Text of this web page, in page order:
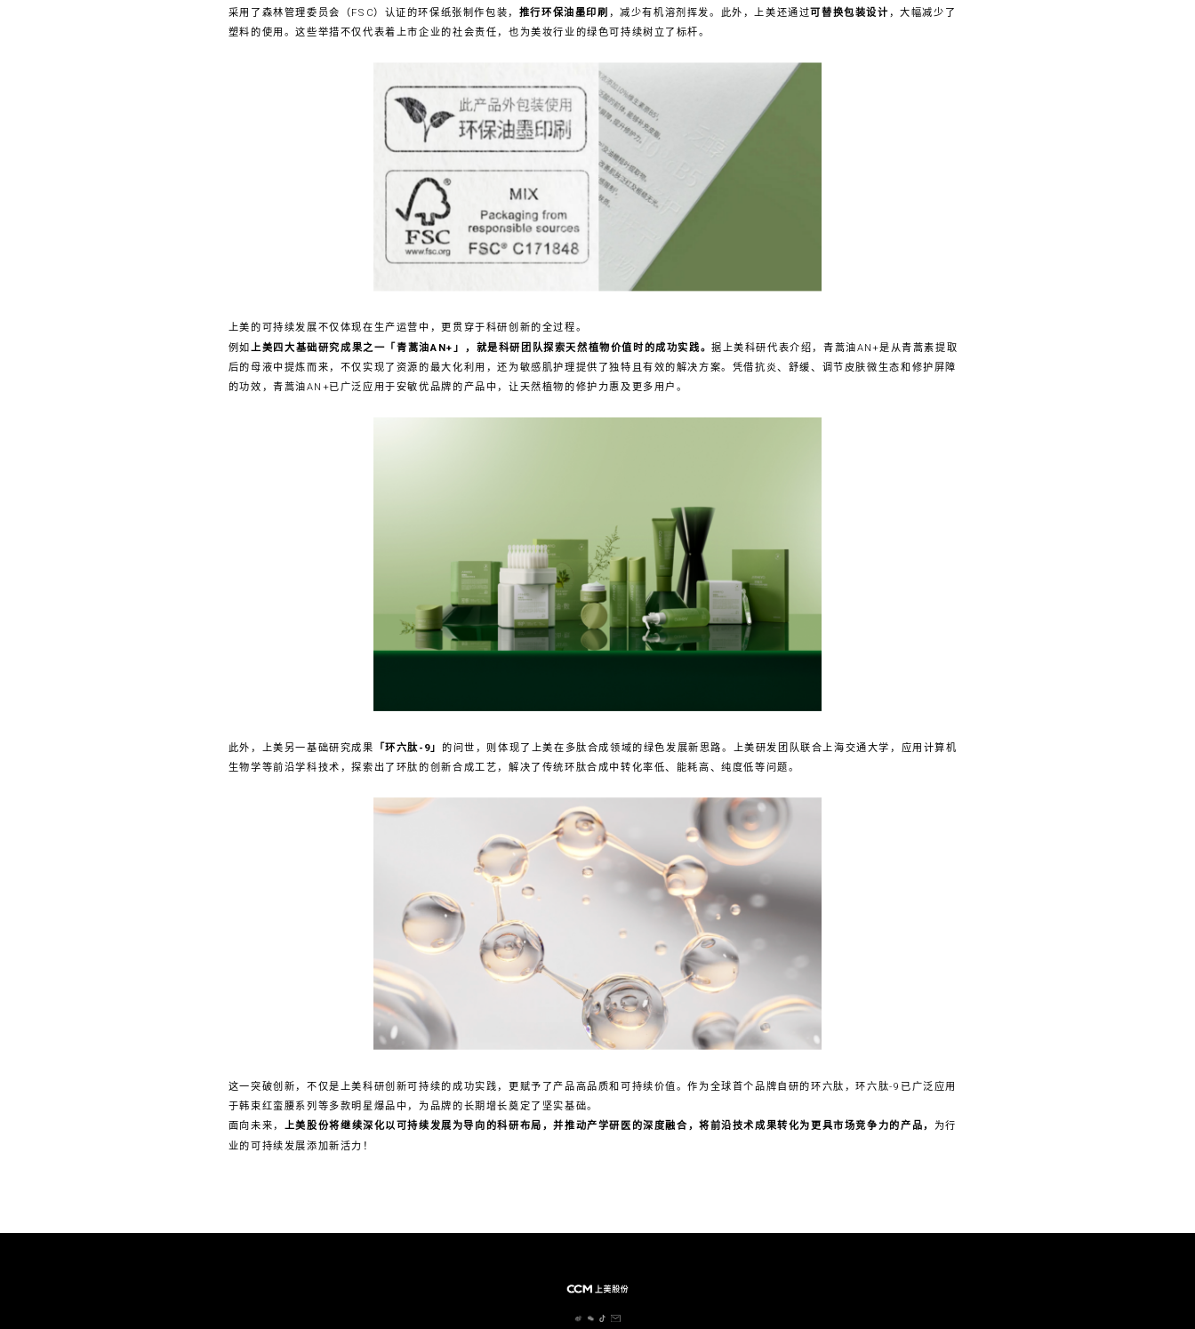
采用了森林管理委员会（FSC）认证的环保纸张制作包装， 推行环保油墨印刷 ，减少有机溶剂挥发。此外，上美还通过可替换包装设计 ，大幅减少了
塑料的使用。这些举措不仅代表着上市企业的社会责任，也为美妆行业的绿色可持续树立了标杆。
上美的可持续发展不仅体现在生产运营中，更贯穿于科研创新的全过程。
例如上美四大基础研究成果之一「青蒿油AN+」，就是科研团队探索天然植物价值时的成功实践。据上美科研代表介绍，青蒿油AN+是从青蒿素提取
后的母液中提炼而来，不仅实现了资源的最大化利用，还为敏感肌护理提供了独特且有效的解决方案。凭借抗炎、舒缓、调节皮肤微生态和修护屏障
的功效，青蒿油AN+已广泛应用于安敏优品牌的产品中，让天然植物的修护力惠及更多用户。
此外，上美另一基础研究成果 「环六肽-9」 的问世，则体现了上美在多肽合成领域的绿色发展新思路。上美研发团队联合上海交通大学，应用计算机
生物学等前沿学科技术，探索出了环肽的创新合成工艺，解决了传统环肽合成中转化率低、能耗高、纯度低等问题。
这一突破创新，不仅是上美科研创新可持续的成功实践，更赋予了产品高品质和可持续价值。作为全球首个品牌自研的环六肽，环六肽-9已广泛应用
于韩束红蛮腰系列等多款明星爆品中，为品牌的长期增长奠定了坚实基础。
面向未来， 上美股份将继续深化以可持续发展为导向的科研布局，并推动产学研医的深度融合，将前沿技术成果转化为更具市场竞争力的产品， 为行
业的可持续发展添加新活力！